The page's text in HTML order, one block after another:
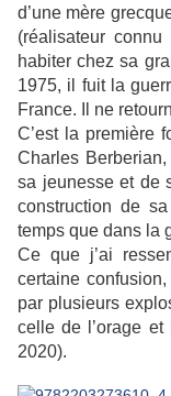
d’une mère
(réalisateur
habiter chez sa
1975, il fuit la
France. Il ne
C’est la première
Charles
sa jeunesse et de
construction de
temps que dans la
Ce que j’ai
certaine
par plusieurs
celle de l’orage
2020).